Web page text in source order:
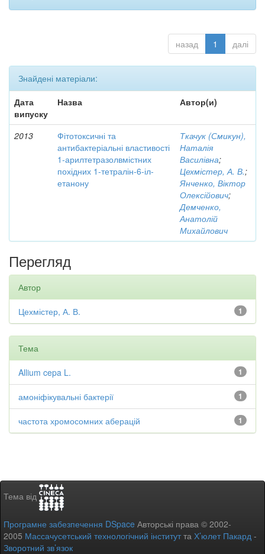
назад 1 далі
Знайдені матеріали:
Дата
випуску
Назва Автор(и)
2013
Фітотоксичні та
антибактеріальні властивості
1-арилтетразолвмістних
похідних 1-тетралін-6-іл-
етанону
Ткачук (Смикун),
Наталія
Василівна;
Цехмістер, А. В.;
Янченко, Віктор
Олексійович;
Демченко,
Анатолій
Михайлович
Перегляд
Автор
1
Цехмістер, А. В.
Тема
1
Allium cepa L.
1
амоніфікувальні бактерії
1
частота хромосомних аберацій
Тема від
Програмне забезпечення DSpace Авторські права © 2002-
2005 Массачусетський технологічний інститутта Х’юлет Пакард -
Зворотний зв’язок